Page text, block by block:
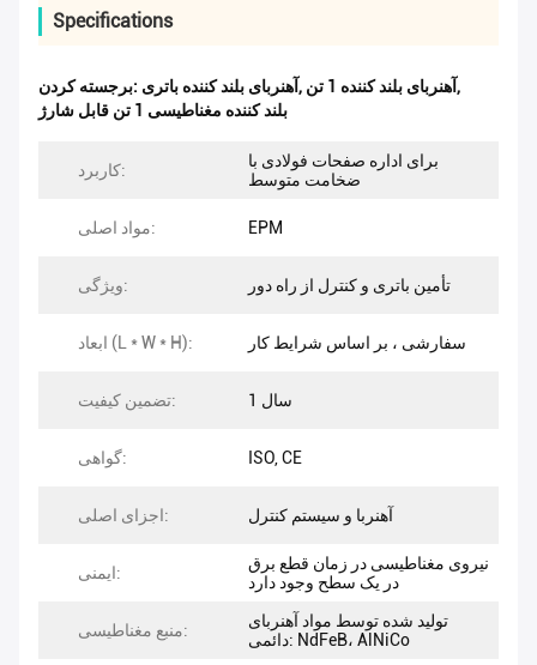
Specifications
برجسته کردن: آهنربای بلند کننده باتری , آهنربای بلند کننده 1 تن ,
بلند کننده مغناطیسی 1 تن قابل شارژ
کاربرد:
برای اداره صفحات فولادی با
ضخامت متوسط
مواد اصلی: EPM
ویژگی: تأمین باتری و کنترل از راه دور
ابعاد (L * W * H): سفارشی ، بر اساس شرایط کار
تضمین کیفیت: 1 سال
گواهی: ISO, CE
اجزای اصلی: آهنربا و سیستم کنترل
ایمنی:
نیروی مغناطیسی در زمان قطع برق
در یک سطح وجود دارد
منبع مغناطیسی:
تولید شده توسط مواد آهنربای
دائمی: NdFeB، AlNiCo